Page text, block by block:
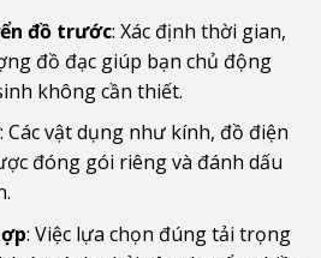
đồ trước: Xác định thời gian,
đồ đạc giúp bạn chủ động
không cần thiết.
: Các vật dụng như kính, đồ điện
đóng gói riêng và đánh dấu
: Việc lựa chọn đúng tải trọng